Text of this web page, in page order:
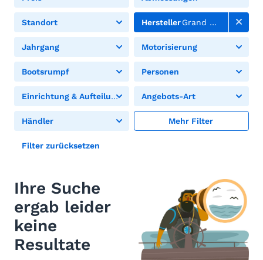
Standort HerstellerGrand Banks
Jahrgang Motorisierung
Bootsrumpf Personen
Einrichtung & Aufteilung Angebots-Art
Händler Mehr Filter
Filter zurücksetzen
Ihre Suche
ergab leider
keine
Resultate